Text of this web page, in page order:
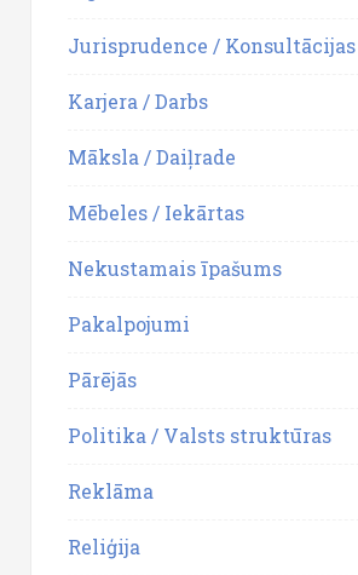
Jurisprudence / Konsultācijas
Karjera / Darbs
Māksla / Daiļrade
Mēbeles / Iekārtas
Nekustamais īpašums
Pakalpojumi
Pārējās
Politika / Valsts struktūras
Reklāma
Reliģija